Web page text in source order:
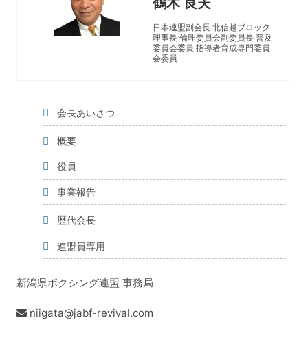
日本連盟副会長 北信越ブロック
理事長 倫理委員会副委員長 普及
委員会委員 指導者育成専門委員
会委員
会長あいさつ
概要
役員
事業報告
歴代会長
連盟員専用
新潟県ボクシング連盟 事務局
niigata@jabf-revival.com